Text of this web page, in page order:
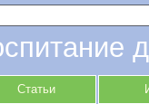
Статьи